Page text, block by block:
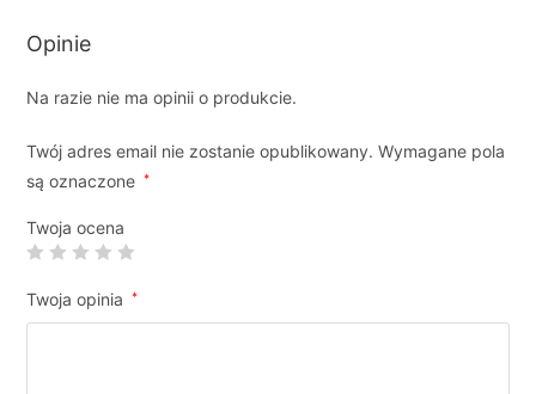
Opinie
Na razie nie ma opinii o produkcie.
Twój adres email nie zostanie opublikowany. Wymagane pola
są oznaczone
*
Twoja ocena
Twoja opinia *